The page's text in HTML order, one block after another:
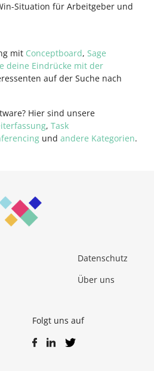
Situation für Arbeitgeber und
mit Conceptboard, Sage
deine Eindrücke mit der
auf der Suche nach
Hier sind unsere
, Task
und andere Kategorien.
Datenschutz
Über uns
Folgt uns auf